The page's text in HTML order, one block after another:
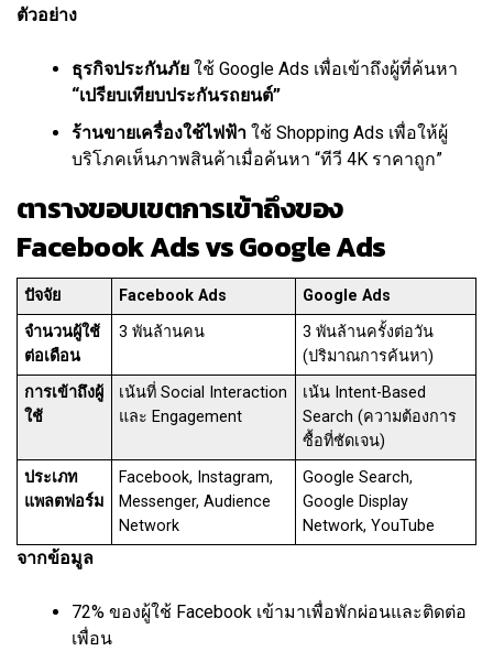
ตัวอย่าง
ธุรกิจประกันภัย ใช้ Google Ads เพื่อเข้าถึงผู้ที่ค้นหา
“เปรียบเทียบประกันรถยนต์”
ร้านขายเครื่องใช้ไฟฟ้า ใช้ Shopping Ads เพื่อให้ผู้
บริโภคเห็นภาพสินค้าเมื่อค้นหา “ทีวี 4K ราคาถูก”
ตารางขอบเขตการเข้าถึงของ
Facebook Ads vs Google Ads
ปัจจัย Facebook Ads
Google Ads
จำนวนผู้ใช้
ต่อเดือน
3 พันล้านคน
3 พันล้านครั้งต่อวัน
(ปริมาณการค้นหา)
การเข้าถึงผู้
ใช้
เน้นที่ Social Interaction
และ Engagement
เน้น Intent-Based
Search (ความต้องการ
ซื้อที่ชัดเจน)
ประเภท
แพลตฟอร์ม
Facebook, Instagram,
Messenger, Audience
Network
Google Search,
Google Display
Network, YouTube
จากข้อมูล
72% ของผู้ใช้ Facebook เข้ามาเพื่อพักผ่อนและติดต่อ
เพื่อน